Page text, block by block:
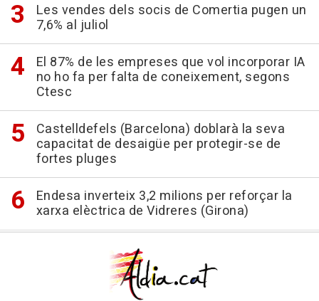
Les vendes dels socis de Comertia pugen un
7,6% al juliol
El 87% de les empreses que vol incorporar IA
no ho fa per falta de coneixement, segons
Ctesc
Castelldefels (Barcelona) doblarà la seva
capacitat de desaigüe per protegir-se de
fortes pluges
Endesa inverteix 3,2 milions per reforçar la
xarxa elèctrica de Vidreres (Girona)